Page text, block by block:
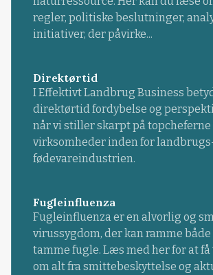
regler, politiske beslutninger,
initiativer, der påvirke...
Direktørtid
I Effektivt Landbrug Business
direktørtid fordybelse og
når vi stiller skarpt på topcheferne
virksomheder inden for
fødevareindustrien.
Fugleinfluenza
Fugleinfluenza er en alvorlig og
virussygdom, der kan ramme
tamme fugle. Læs med her for at
om alt fra smittebeskyttelse og